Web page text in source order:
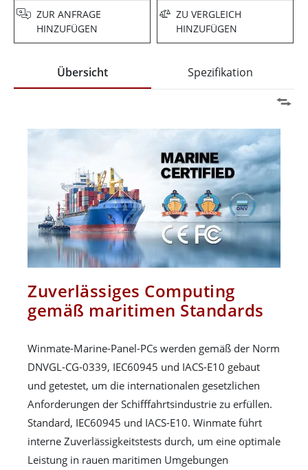
ZUR ANFRAGE
HINZUFÜGEN
ZU VERGLEICH
HINZUFÜGEN
Übersicht Spezifikation
Zuverlässiges Computing
gemäß maritimen Standards
Winmate-Marine-Panel-PCs werden gemäß der Norm
DNVGL-CG-0339, IEC60945 und IACS-E10 gebaut
und getestet, um die internationalen gesetzlichen
Anforderungen der Schifffahrtsindustrie zu erfüllen.
Standard, IEC60945 und IACS-E10. Winmate führt
interne Zuverlässigkeitstests durch, um eine optimale
Leistung in rauen maritimen Umgebungen